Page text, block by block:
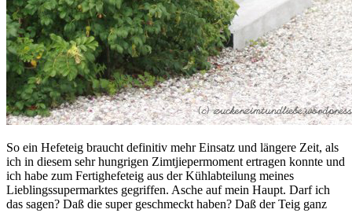
So ein Hefeteig braucht definitiv mehr Einsatz und längere Zeit, als
ich in diesem sehr hungrigen Zimtjiepermoment ertragen konnte und
ich habe zum Fertighefeteig aus der Kühlabteilung meines
Lieblingssupermarktes gegriffen. Asche auf mein Haupt. Darf ich
das sagen? Daß die super geschmeckt haben? Daß der Teig ganz